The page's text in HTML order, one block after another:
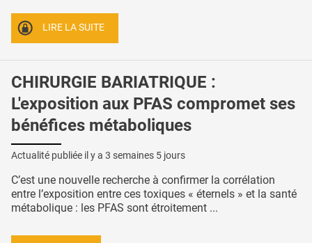
LIRE LA SUITE
CHIRURGIE BARIATRIQUE :
L'exposition aux PFAS compromet ses
bénéfices métaboliques
Actualité publiée il y a 3 semaines 5 jours
C’est une nouvelle recherche à confirmer la corrélation
entre l’exposition entre ces toxiques « éternels » et la santé
métabolique : les PFAS sont étroitement ...